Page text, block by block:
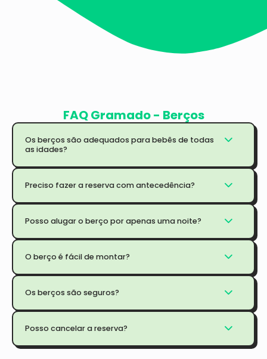
FAQ Gramado - Berços
Os berços são adequados para bebês de todas
as idades?
Preciso fazer a reserva com antecedência?
Posso alugar o berço por apenas uma noite?
O berço é fácil de montar?
Os berços são seguros?
Posso cancelar a reserva?